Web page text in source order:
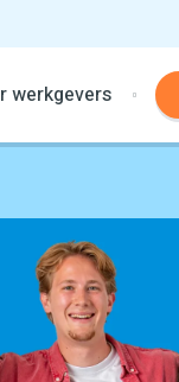
werkgevers